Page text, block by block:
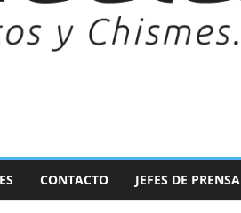
CONTACTO JEFES DE PRENSA